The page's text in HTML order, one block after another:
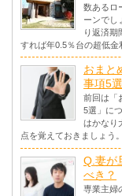
数あるロ
ーンでし
り返済期
すれば年0.5％台の超低金
おまと
事項5選
前回は「
5選」に
はかなり
点を覚えておきましょう
Q.妻が
べき？
専業主婦